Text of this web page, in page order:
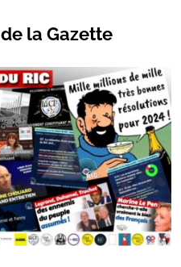
la Gazette